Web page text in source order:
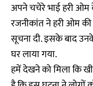
अपने चचेरे भाई हरी ओम
रजनीकांत ने हरी ओम
सूचना दी. इसके बाद
घर लाया गया.
हमें देखने को मिला कि